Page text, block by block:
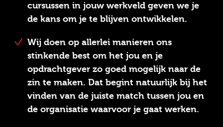
cursussen in jouw werkveld geven we je
de kans om je te blijven ontwikkelen.
Wij doen op allerlei manieren ons
stinkende best om het jou en je
opdrachtgever zo goed mogelijk naar de
zin te maken. Dat begint natuurlijk bij het
vinden van de juiste match tussen jou en
de organisatie waarvoor je gaat werken.